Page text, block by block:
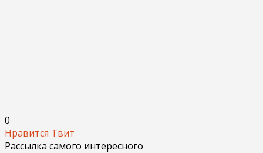
0
Нравится Твит
Рассылка самого интересного